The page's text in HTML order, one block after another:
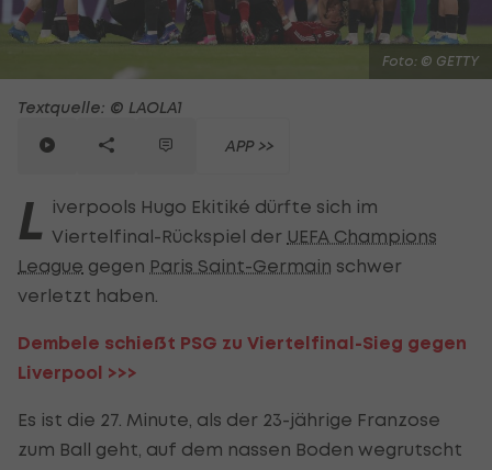
Foto: © GETTY
Textquelle: © LAOLA1
APP >>
L iverpools Hugo Ekitiké dürfte sich im
Viertelfinal-Rückspiel der UEFA Champions
League gegen Paris Saint-Germain schwer
verletzt haben.
Dembele schießt PSG zu Viertelfinal-Sieg gegen
Liverpool >>>
Es ist die 27. Minute, als der 23-jährige Franzose
zum Ball geht, auf dem nassen Boden wegrutscht